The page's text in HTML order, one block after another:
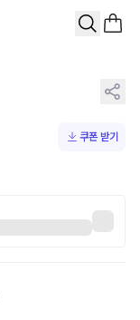
쿠폰 받기